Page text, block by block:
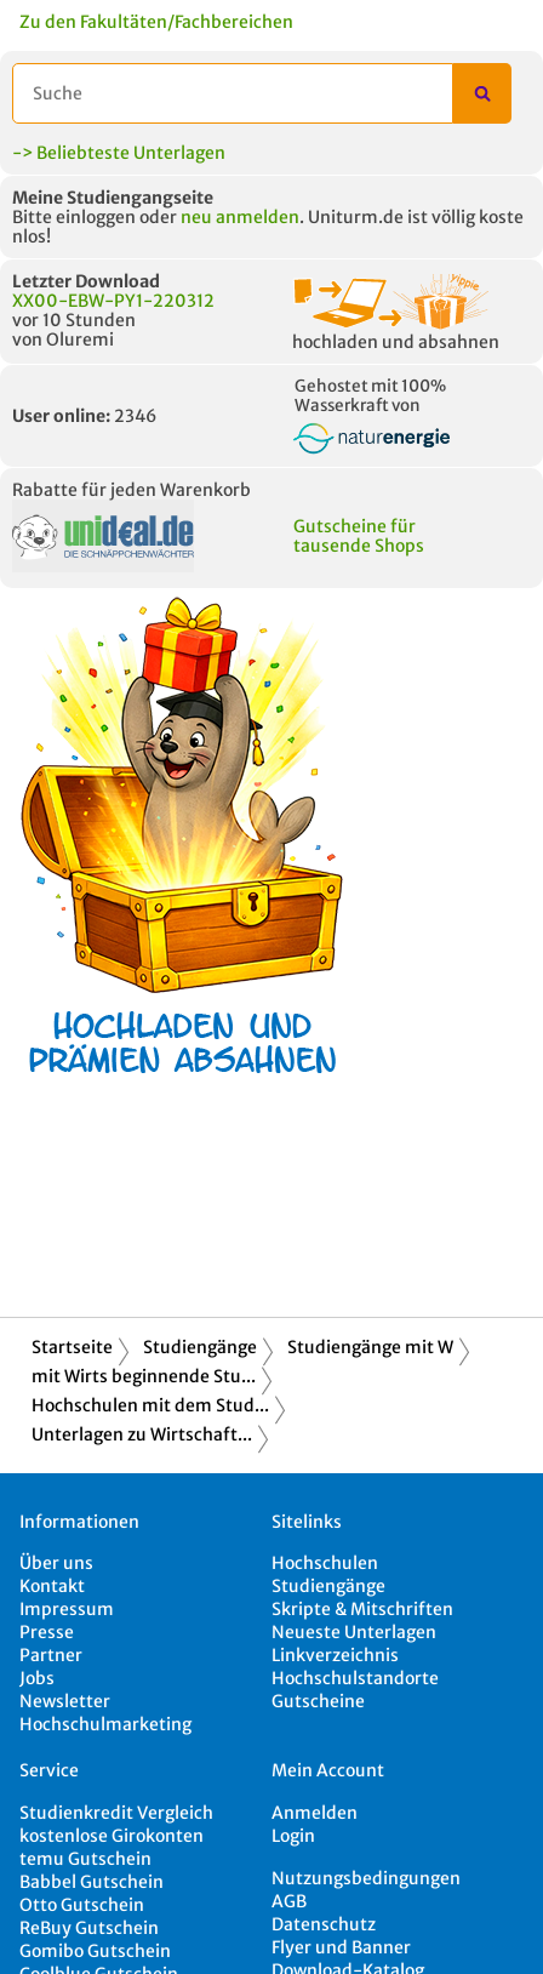
Zu den Fakultäten/Fachbereichen
-> Beliebteste Unterlagen
Meine Studiengangseite
Bitte einloggen oder neu anmelden. Uniturm.de ist völlig koste
nlos!
Letzter Download
XX00-EBW-PY1-220312
vor 10 Stunden
von Oluremi
hochladen und absahnen
User online: 2346
Gehostet mit 100%
Wasserkraft von
Rabatte für jeden Warenkorb
Gutscheine für
tausende Shops
Startseite Studiengänge
Studiengänge mit W
mit Wirts beginnende Stu...
Hochschulen mit dem Stud...
Unterlagen zu Wirtschaft...
Informationen
Über uns
Kontakt
Impressum
Presse
Partner
Jobs
Newsletter
Hochschulmarketing
Sitelinks
Hochschulen
Studiengänge
Skripte & Mitschriften
Neueste Unterlagen
Linkverzeichnis
Hochschulstandorte
Gutscheine
Service
Studienkredit Vergleich
kostenlose Girokonten
temu Gutschein
Babbel Gutschein
Otto Gutschein
ReBuy Gutschein
Gomibo Gutschein
Mein Account
Anmelden
Login
Nutzungsbedingungen
AGB
Datenschutz
Flyer und Banner